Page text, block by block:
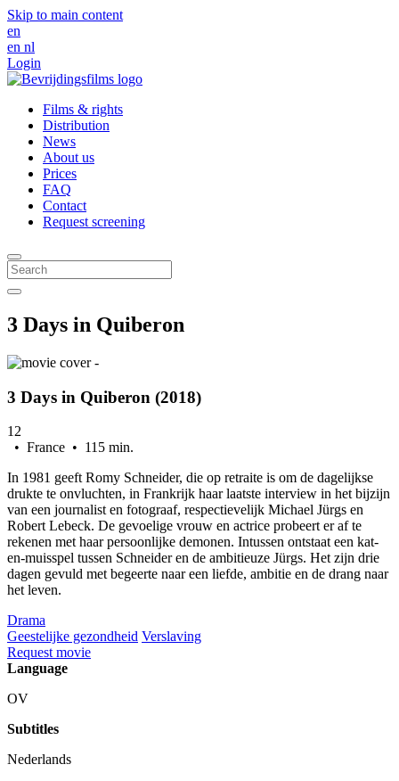
Skip to main content
en
en nl
Login
Films & rights
Distribution
News
About us
Prices
FAQ
Contact
Request screening
3 Days in Quiberon
3 Days in Quiberon (2018)
12
• France • 115 min.
In 1981 geeft Romy Schneider, die op retraite is om de dagelijkse
drukte te onvluchten, in Frankrijk haar laatste interview in het bijzijn
van een journalist en fotograaf, respectievelijk Michael Jürgs en
Robert Lebeck. De gevoelige vrouw en actrice probeert er af te
rekenen met haar persoonlijke demonen. Intussen ontstaat een kat-
en-muisspel tussen Schneider en de ambitieuze Jürgs. Het zijn drie
dagen gevuld met begeerte naar een liefde, ambitie en de drang naar
het leven.
Drama
Geestelijke gezondheid Verslaving
Request movie
Language
OV
Subtitles
Nederlands